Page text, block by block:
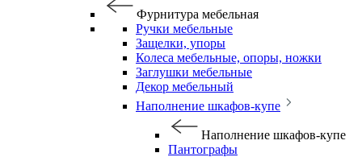
Фурнитура мебельная
Ручки мебельные
Защелки, упоры
Колеса мебельные, опоры, ножки
Заглушки мебельные
Декор мебельный
Наполнение шкафов-купе
Наполнение шкафов-купе
Пантографы